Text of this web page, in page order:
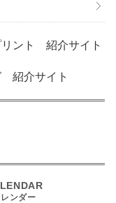
リント 紹介サイト
紹介サイト